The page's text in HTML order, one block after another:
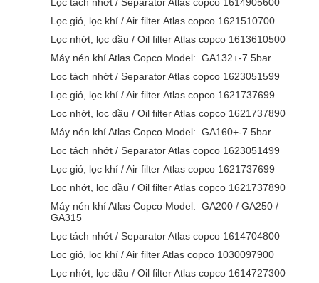
Lọc tách nhớt / Separator Atlas copco 1614905600
Lọc gió, lọc khí / Air filter Atlas copco 1621510700
Lọc nhớt, lọc dầu / Oil filter Atlas copco 1613610500
Máy nén khí Atlas Copco Model: GA132+-7.5bar
Lọc tách nhớt / Separator Atlas copco 1623051599
Lọc gió, lọc khí / Air filter Atlas copco 1621737699
Lọc nhớt, lọc dầu / Oil filter Atlas copco 1621737890
Máy nén khí Atlas Copco Model: GA160+-7.5bar
Lọc tách nhớt / Separator Atlas copco 1623051499
Lọc gió, lọc khí / Air filter Atlas copco 1621737699
Lọc nhớt, lọc dầu / Oil filter Atlas copco 1621737890
Máy nén khí Atlas Copco Model: GA200 / GA250 /
GA315
Lọc tách nhớt / Separator Atlas copco 1614704800
Lọc gió, lọc khí / Air filter Atlas copco 1030097900
Lọc nhớt, lọc dầu / Oil filter Atlas copco 1614727300